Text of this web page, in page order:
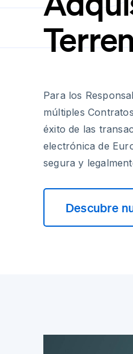
Para los
múltiples
éxito de las
electrónica de
segura y
Descubre